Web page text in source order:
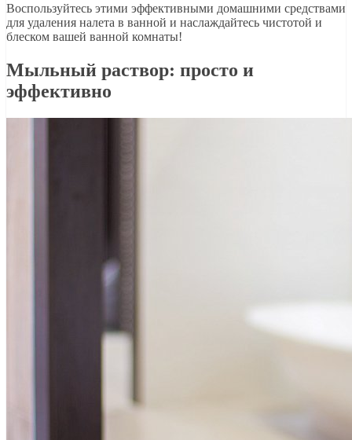
Воспользуйтесь этими эффективными домашними средствами
для удаления налета в ванной и наслаждайтесь чистотой и
блеском вашей ванной комнаты!
Мыльный раствор: просто и
эффективно